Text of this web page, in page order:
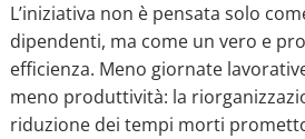
L’iniziativa non è pensata solo
dipendenti, ma come un vero e
efficienza. Meno giornate
meno produttività: la
riduzione dei tempi morti